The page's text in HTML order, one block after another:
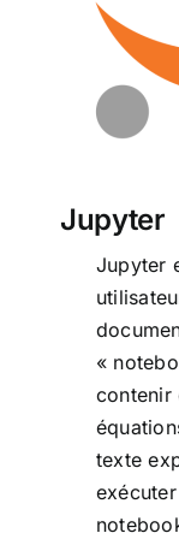
Jupyter
Jupyter
«
contenir
texte